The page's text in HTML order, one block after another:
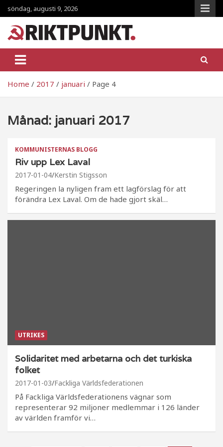
Skip
to
content
söndag, augusti 9, 2026
RiktpunKt.nu
Home 2017 januari Page 4
Månad: januari 2017
KOMMUNISTERNAS BLOGG
Riv upp Lex Laval
2017-01-04 Kerstin Stigsson
Regeringen la nyligen fram ett lagförslag för att
förändra Lex Laval. Om de hade gjort skäl…
UTRIKES
Solidaritet med arbetarna och det turkiska
folket
2017-01-03 Fackliga Världsfederationen
På Fackliga Världsfederationens vägnar som
representerar 92 miljoner medlemmar i 126 länder
av världen framför vi…